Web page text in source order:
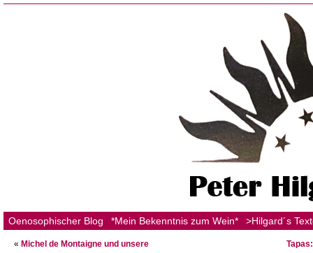
Oenosophischer Blog *Mein Bekenntnis zum Wein* >Hilgard´s
« Michel de Montaigne und unsere